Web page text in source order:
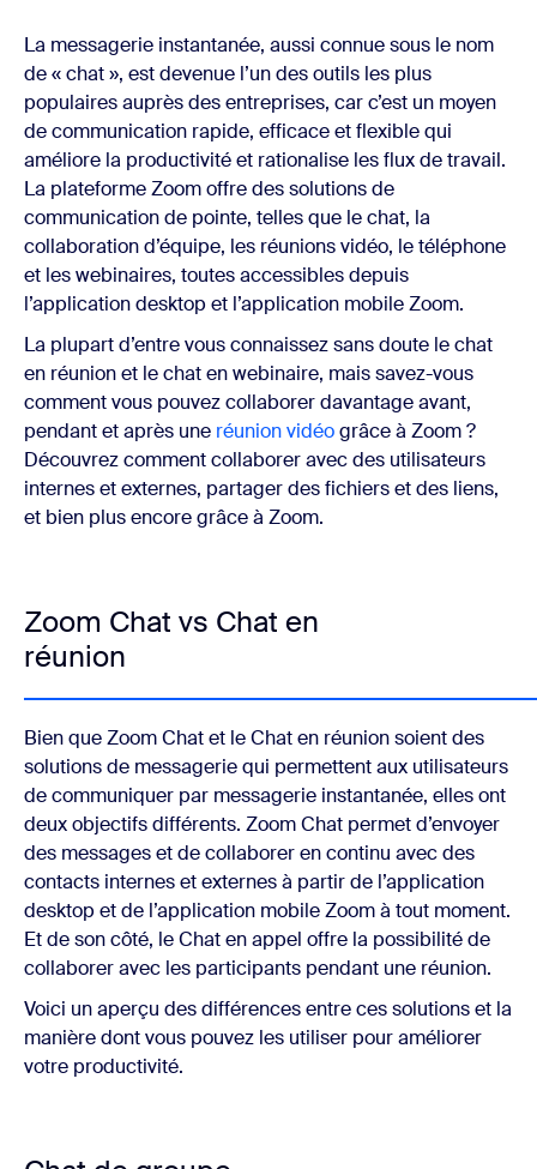
La messagerie instantanée, aussi connue sous le nom
de « chat », est devenue l’un des outils les plus
populaires auprès des entreprises, car c’est un moyen
de communication rapide, efficace et flexible qui
améliore la productivité et rationalise les flux de travail.
La plateforme Zoom offre des solutions de
communication de pointe, telles que le chat, la
collaboration d’équipe, les réunions vidéo, le téléphone
et les webinaires, toutes accessibles depuis
l’application desktop et l’application mobile Zoom.
La plupart d’entre vous connaissez sans doute le chat
en réunion et le chat en webinaire, mais savez-vous
comment vous pouvez collaborer davantage avant,
pendant et après une réunion vidéogrâce à Zoom ?
Découvrez comment collaborer avec des utilisateurs
internes et externes, partager des fichiers et des liens,
et bien plus encore grâce à Zoom.
Zoom Chat vs Chat en
réunion
Bien que Zoom Chat et le Chat en réunion soient des
solutions de messagerie qui permettent aux utilisateurs
de communiquer par messagerie instantanée, elles ont
deux objectifs différents. Zoom Chat permet d’envoyer
des messages et de collaborer en continu avec des
contacts internes et externes à partir de l’application
desktop et de l’application mobile Zoom à tout moment.
Et de son côté, le Chat en appel offre la possibilité de
collaborer avec les participants pendant une réunion.
Voici un aperçu des différences entre ces solutions et la
manière dont vous pouvez les utiliser pour améliorer
votre productivité.